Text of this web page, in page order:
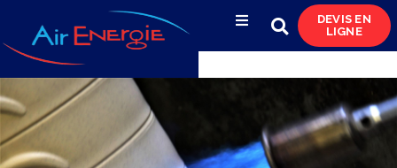
& condensats
DEVIS EN
LIGNE